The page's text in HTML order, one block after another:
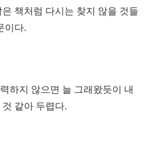
책처럼 다시는 찾지 않을 것들
이다.
하지 않으면 늘 그래왔듯이 내
같아 두렵다.